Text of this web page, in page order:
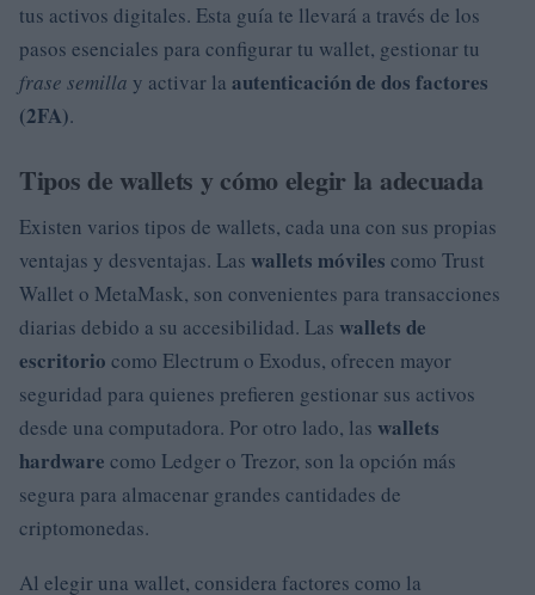
tus activos digitales. Esta guía te llevará a través de los
pasos esenciales para configurar tu wallet, gestionar tu
frase semilla y activar la autenticación de dos factores
(2FA).
Tipos de wallets y cómo elegir la adecuada
Existen varios tipos de wallets, cada una con sus propias
ventajas y desventajas. Las wallets móviles como Trust
Wallet o MetaMask, son convenientes para transacciones
diarias debido a su accesibilidad. Las wallets de
escritorio como Electrum o Exodus, ofrecen mayor
seguridad para quienes prefieren gestionar sus activos
desde una computadora. Por otro lado, las wallets
hardware como Ledger o Trezor, son la opción más
segura para almacenar grandes cantidades de
criptomonedas.
Al elegir una wallet, considera factores como la